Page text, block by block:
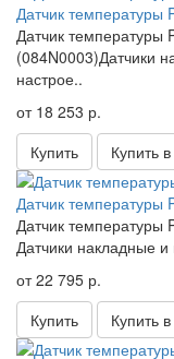
Датчик температуры
Датчик температуры
(084N0003)Датчики
настрое..
от 18 253 р.
Купить
Купить
Датчик температуры
Датчик температуры
Датчики накладные
от 22 795 р.
Купить
Купить